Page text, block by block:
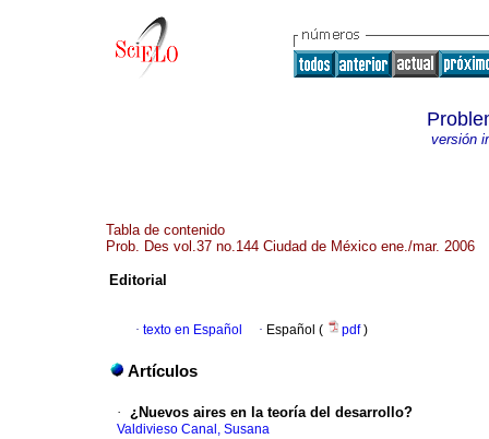
versión
Tabla de contenido
Prob. Des vol.37 no.144 Ciudad de México ene./mar. 2006
Editorial
· texto en Español · Español ( pdf)
Artículos
· ¿Nuevos aires en la teoría del desarrollo?
Valdivieso Canal, Susana